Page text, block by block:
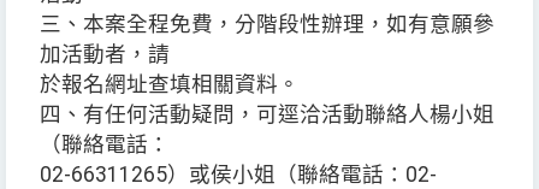
三、本案全程免費，分階段性辦理，如有意願參
加活動者，請
於報名網址查填相關資料。
四、有任何活動疑問，可逕洽活動聯絡人楊小姐
（聯絡電話：
02-66311265）或侯小姐（聯絡電話：02-